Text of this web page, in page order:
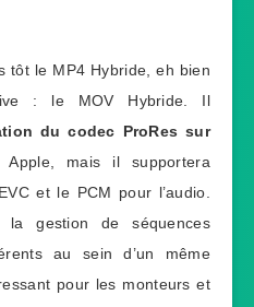
tôt le MP4 Hybride, eh bien
: le MOV Hybride. Il
du codec ProRes sur
Apple, mais il supportera
et le PCM pour l’audio.
gestion de séquences
au sein d’un même
pour les monteurs et